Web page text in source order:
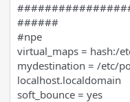
######
#npe
virtual_maps = hash:/
mydestination = /etc/
localhost.localdomain
soft_bounce = yes